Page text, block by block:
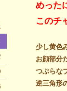
めった
このチ
少し黄色
お顔部分
つぶらな
逆三角形